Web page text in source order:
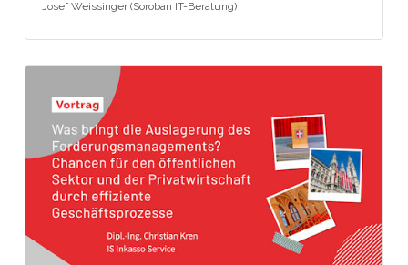
Josef Weissinger (Soroban IT-Beratung)